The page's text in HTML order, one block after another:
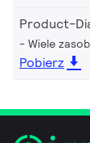
Product-
Wiele
Pobierz